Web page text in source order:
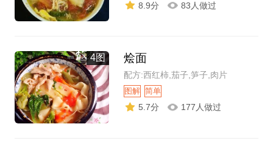
8.9分 83人做过
4图 烩面
配方:西红柿,茄子,笋子,肉片
图解 简单
5.7分 177人做过